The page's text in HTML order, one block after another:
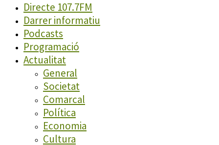
Directe 107.7FM
Darrer informatiu
Podcasts
Programació
Actualitat
General
Societat
Comarcal
Política
Economia
Cultura